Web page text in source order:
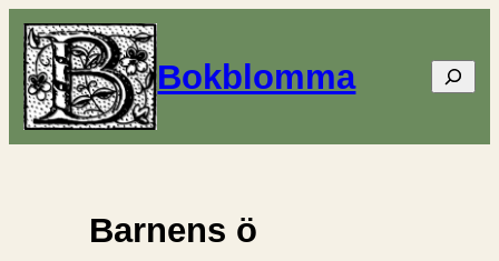
Bokblomma Sök
Barnens ö